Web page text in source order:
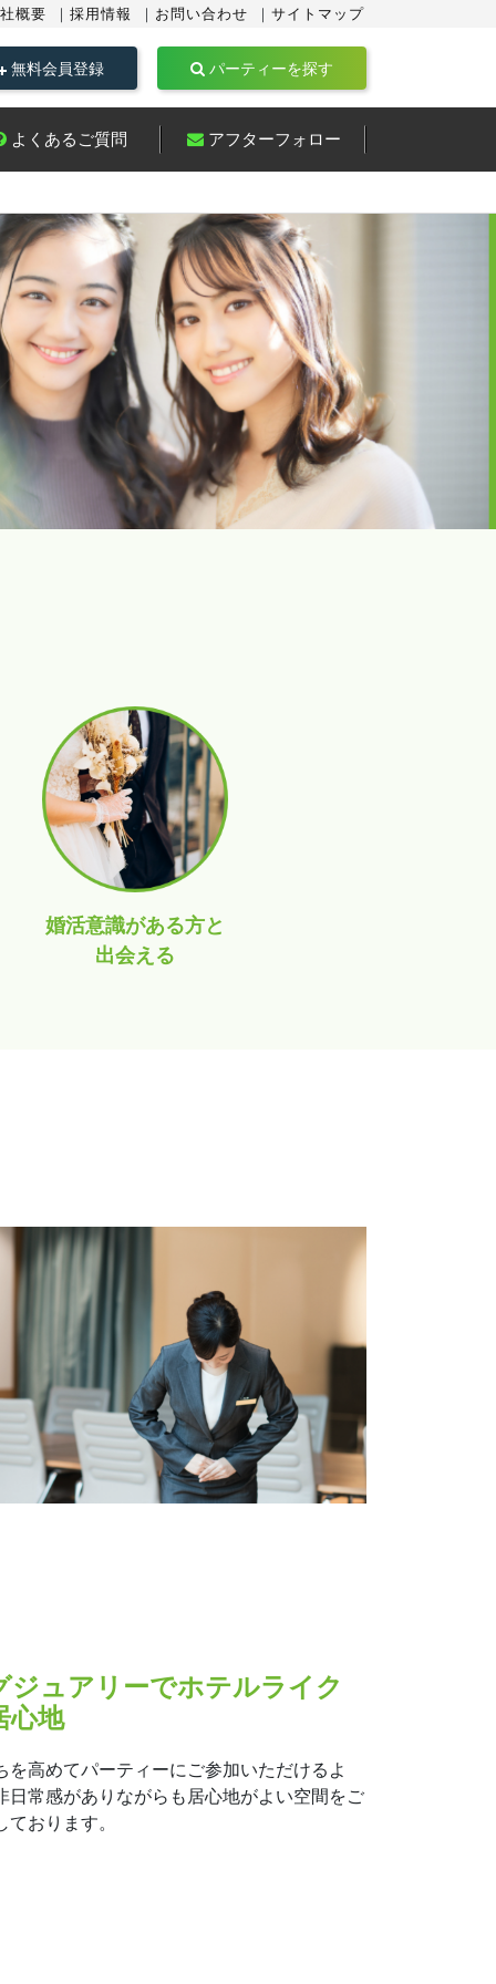
概要 採用情報 お問い合わせ サイトマップ
無料会員登録 パーティーを探す
よくあるご質問 アフターフォロー
婚活意識がある方と
出会える
ジュアリーでホテルライク
心地
を高めてパーティーにご参加いただけるよ
日常感がありながらも居心地がよい空間をご
ております。